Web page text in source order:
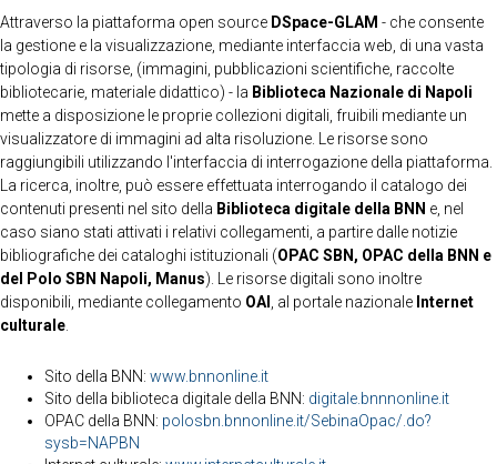
Attraverso la piattaforma open source DSpace-GLAM - che consente
la gestione e la visualizzazione, mediante interfaccia web, di una vasta
tipologia di risorse, (immagini, pubblicazioni scientifiche, raccolte
bibliotecarie, materiale didattico) - la Biblioteca Nazionale di Napoli
mette a disposizione le proprie collezioni digitali, fruibili mediante un
visualizzatore di immagini ad alta risoluzione. Le risorse sono
raggiungibili utilizzando l'interfaccia di interrogazione della piattaforma.
La ricerca, inoltre, può essere effettuata interrogando il catalogo dei
contenuti presenti nel sito della Biblioteca digitale della BNN e, nel
caso siano stati attivati i relativi collegamenti, a partire dalle notizie
bibliografiche dei cataloghi istituzionali (OPAC SBN, OPAC della BNN e
del Polo SBN Napoli, Manus). Le risorse digitali sono inoltre
disponibili, mediante collegamento OAI , al portale nazionale Internet
culturale
Sito della BNN: www.bnnonline.it
Sito della biblioteca digitale della BNN: digitale.bnnnonline.it
OPAC della BNN: polosbn.bnnonline.it/SebinaOpac/.do?
sysb=NAPBN